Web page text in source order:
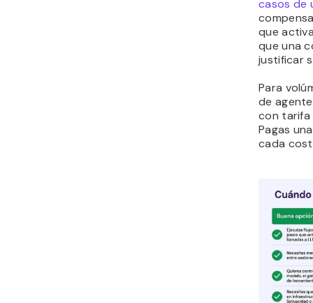
casos de
que
que una
justificar
Para
de
con tarifa
Pagas
cada